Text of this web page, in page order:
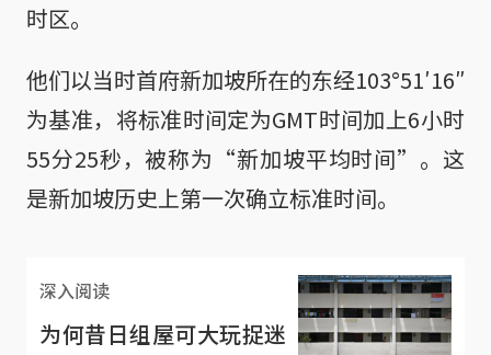
时区。
他们以当时首府新加坡所在的东经103°51′16″
为基准，将标准时间定为GMT时间加上6小时
55分25秒，被称为“新加坡平均时间”。这
是新加坡历史上第一次确立标准时间。
深入阅读
为何昔日组屋可大玩捉迷